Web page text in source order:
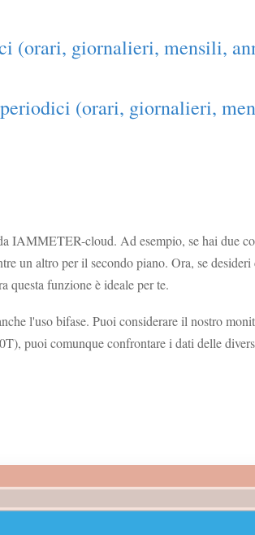
(orari, giornalieri, mensili,
(orari, giornalieri,
IAMMETER-cloud. Ad esempio, se hai due
altro per il secondo piano. Ora, se
questa funzione è ideale per te.
l'uso bifase. Puoi considerare il nostro
puoi comunque confrontare i dati delle